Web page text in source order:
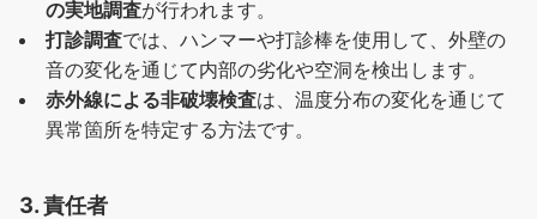
の実地調査が行われます。
打診調査では、ハンマーや打診棒を使用して、外壁の
音の変化を通じて内部の劣化や空洞を検出します。
赤外線による非破壊検査は、温度分布の変化を通じて
異常箇所を特定する方法です。
3. 責任者